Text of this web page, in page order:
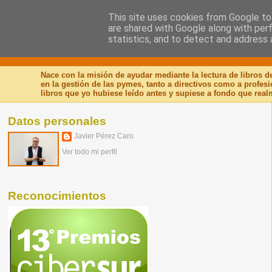
Nuevo Viernes -
Nace con la misión de ayudar mediante la lectura de libros
en la gestión de las pymes, tanto a directivos como a
libros que yo hubiese leído antes y supiese a fondo que
Datos personales
Javier Pérez Caro
Ver todo mi perfil
Reconocimientos
This site uses cookies from Google
are shared with Google along with
statistics, and to detect and address